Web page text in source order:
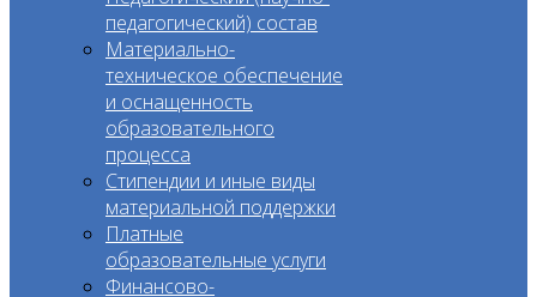
педагогический) состав
Материально-
техническое обеспечение
и оснащенность
образовательного
процесса
Стипендии и иные виды
материальной поддержки
Платные
образовательные услуги
Финансово-